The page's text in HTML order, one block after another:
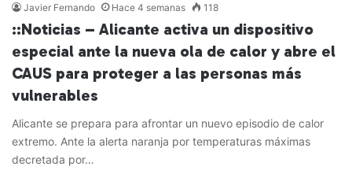
Javier Fernando Hace 4 semanas 118
::Noticias – Alicante activa un dispositivo
especial ante la nueva ola de calor y abre el
CAUS para proteger a las personas más
vulnerables
Alicante se prepara para afrontar un nuevo episodio de calor
extremo. Ante la alerta naranja por temperaturas máximas
decretada por…